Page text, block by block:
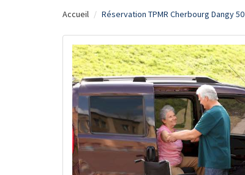
Accueil Réservation TPMR Cherbourg Dangy 50